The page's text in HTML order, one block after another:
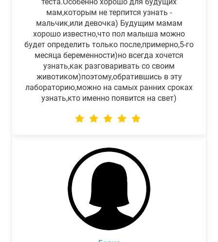
теста.Особенно хорошо для будущих
мам,которым не терпится узнать -
мальчик,или девочка) Будущим мамам
хорошо известно,что пол малыша можно
будет определить только после,примерно,5-го
месяца беременности)но всегда хочется
узнать,как разговаривать со своим
животиком)поэтому,обратившись в эту
лабораторию,можно на самых ранних сроках
узнать,кто именно появится на свет)